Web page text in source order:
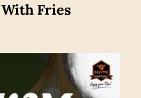
Fries